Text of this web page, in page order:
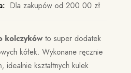
Dla zakupów od200.00zł
kolczyków to super dodatek
kółek. Wykonane ręcznie
idealnie kształtnych kulek